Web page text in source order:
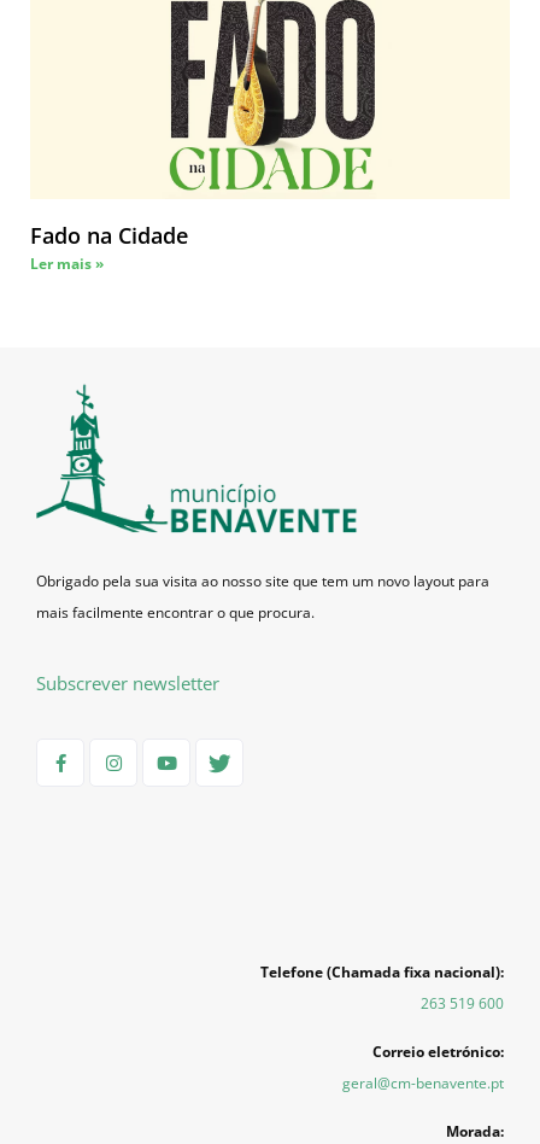
Fado na Cidade
Ler mais »
Obrigado pela sua visita ao nosso site que tem um novo layout para
mais facilmente encontrar o que procura.
Subscrever newsletter
Telefone (Chamada fixa nacional):
263 519 600
Correio eletrónico:
geral@cm-benavente.pt
Morada: